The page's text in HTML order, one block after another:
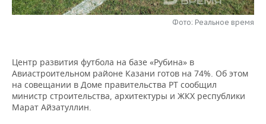
УСЛУГИ
МЕДИА
ВЫЕЗДНАЯ РЕДАКЦИЯ
ONLINE-КОНФЕРЕНЦИИ
ОТКРЫТАЯ ЛЕКЦИЯ
НОВОСТИ СПОРТА
ХОККЕЙ
БАСКЕТБОЛ
ОБЩЕСТВО
ВЛАСТЬ
ИНФРАСТРУКТУРА
СЮЖЕТЫ
СПРАВОЧНИК
Фото: Реальное время
Центр развития футбола на базе «Рубина» в
Авиастроительном районе Казани готов на 74%. Об этом
на совещании в Доме правительства РТ сообщил
министр строительства, архитектуры и ЖКХ республики
Марат Айзатуллин.